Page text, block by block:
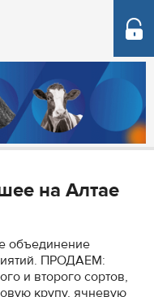
на Алтае
объединение
ПРОДАЕМ:
и второго сортов,
крупу, ячневую